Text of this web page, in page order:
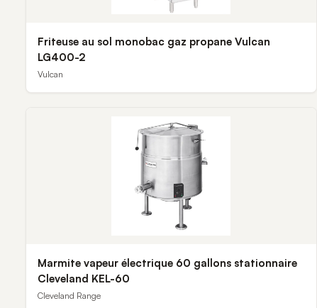
Friteuse au sol monobac gaz propane Vulcan
LG400-2
Vulcan
Marmite vapeur électrique 60 gallons stationnaire
Cleveland KEL-60
Cleveland Range